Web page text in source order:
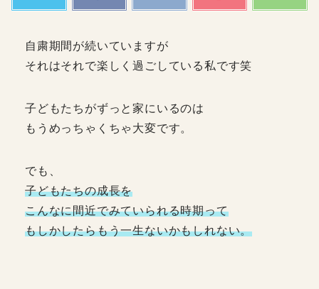
自粛期間が続いていますが
それはそれで楽しく過ごしている私です笑
子どもたちがずっと家にいるのは
もうめっちゃくちゃ大変です。
でも、
子どもたちの成長を
こんなに間近でみていられる時期って
もしかしたらもう一生ないかもしれない。